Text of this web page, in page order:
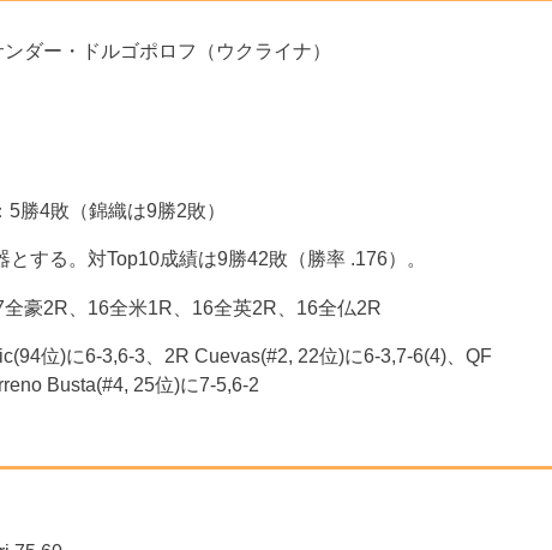
ダー・ドルゴポロフ（ウクライナ）
勝4敗（錦織は9勝2敗）
する。対Top10成績は9勝42敗（勝率 .176）。
豪2R、16全米1R、16全英2R、16全仏2R
位)に6-3,6-3、2R Cuevas(#2, 22位)に6-3,7-6(4)、QF
Busta(#4, 25位)に7-5,6-2